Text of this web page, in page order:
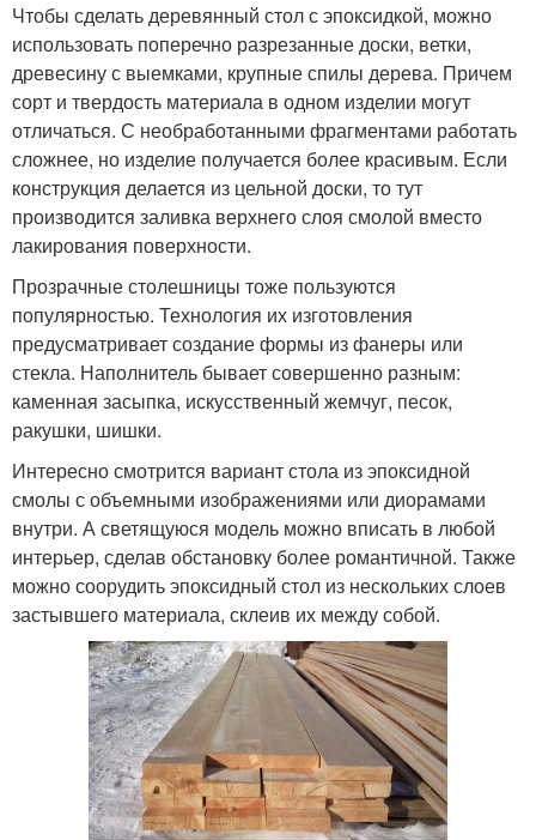
Чтобы сделать деревянный стол с эпоксидкой, можно
использовать поперечно разрезанные доски, ветки,
древесину с выемками, крупные спилы дерева. Причем
сорт и твердость материала в одном изделии могут
отличаться. С необработанными фрагментами работать
сложнее, но изделие получается более красивым. Если
конструкция делается из цельной доски, то тут
производится заливка верхнего слоя смолой вместо
лакирования поверхности.
Прозрачные столешницы тоже пользуются
популярностью. Технология их изготовления
предусматривает создание формы из фанеры или
стекла. Наполнитель бывает совершенно разным:
каменная засыпка, искусственный жемчуг, песок,
ракушки, шишки.
Интересно смотрится вариант стола из эпоксидной
смолы с объемными изображениями или диорамами
внутри. А светящуюся модель можно вписать в любой
интерьер, сделав обстановку более романтичной. Также
можно соорудить эпоксидный стол из нескольких слоев
застывшего материала, склеив их между собой.